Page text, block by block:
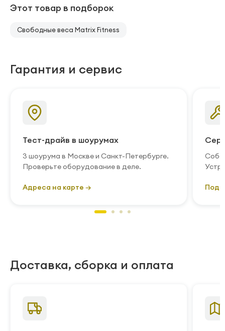
Этот товар в подборок
Свободные веса Matrix Fitness
Гарантия и сервис
Тест-драйв в шоурумах
3 шоурума в Москве и Санкт-Петербурге.
Проверьте оборудование в деле.
Адреса на карте →
Доставка, сборка и оплата